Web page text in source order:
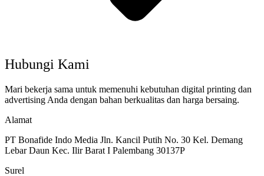
Hubungi Kami
Mari bekerja sama untuk memenuhi kebutuhan digital printing dan
advertising Anda dengan bahan berkualitas dan harga bersaing.
Alamat
PT Bonafide Indo Media Jln. Kancil Putih No. 30 Kel. Demang
Lebar Daun Kec. Ilir Barat I Palembang 30137P
Surel